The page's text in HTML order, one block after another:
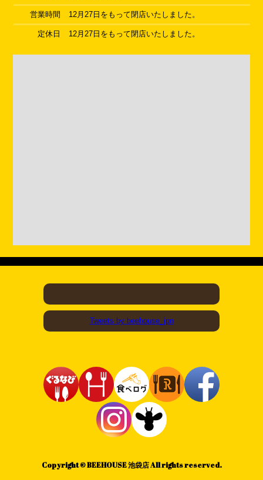
営業時間 12月27日をもって閉店いたしました。
定休日 12月27日をもって閉店いたしました。
Tweets by beehouse_jpn
Copyright © BEEHOUSE 池袋店 All rights reserved.